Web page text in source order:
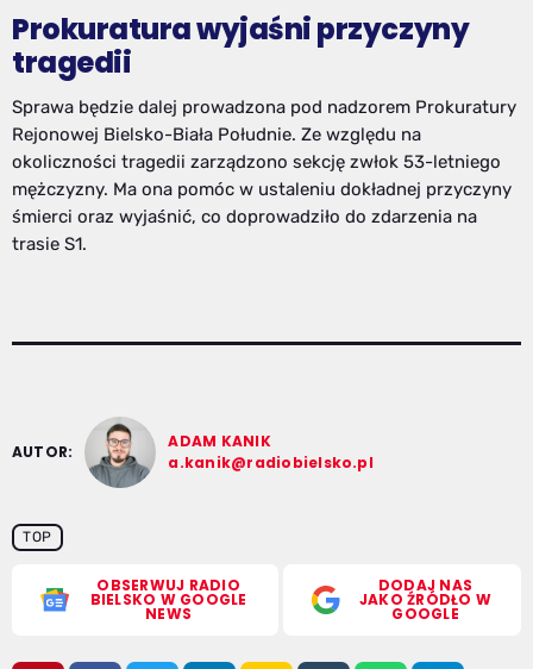
Prokuratura wyjaśni przyczyny
tragedii
Sprawa będzie dalej prowadzona pod nadzorem Prokuratury
Rejonowej Bielsko-Biała Południe. Ze względu na
okoliczności tragedii zarządzono sekcję zwłok 53-letniego
mężczyzny. Ma ona pomóc w ustaleniu dokładnej przyczyny
śmierci oraz wyjaśnić, co doprowadziło do zdarzenia na
trasie S1.
AUTOR:
ADAM KANIK
a.kanik@radiobielsko.pl
TOP
OBSERWUJ RADIO
BIELSKO W GOOGLE
NEWS
DODAJ NAS
JAKO ŹRÓDŁO W
GOOGLE